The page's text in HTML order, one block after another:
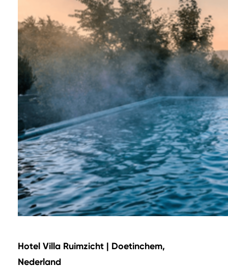
Hotel Villa Ruimzicht | Doetinchem,
Nederland